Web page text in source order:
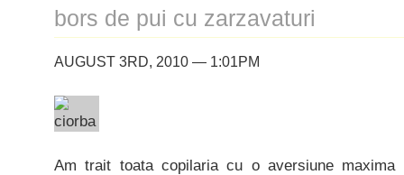
bors de pui cu zarzavaturi
AUGUST 3RD, 2010 — 1:01PM
Am trait toata copilaria cu o aversiune